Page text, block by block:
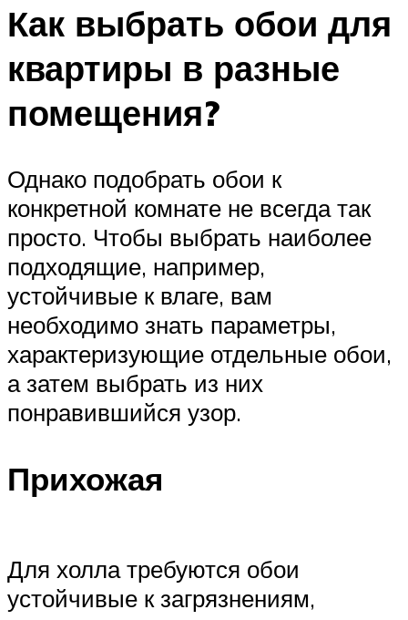
Как выбрать обои для
квартиры в разные
помещения?
Однако подобрать обои к
конкретной комнате не всегда так
просто. Чтобы выбрать наиболее
подходящие, например,
устойчивые к влаге, вам
необходимо знать параметры,
характеризующие отдельные обои,
а затем выбрать из них
понравившийся узор.
Прихожая
Для холла требуются обои
устойчивые к загрязнениям,